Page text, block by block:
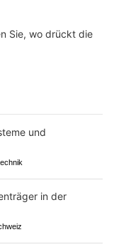
Sie, wo drückt die